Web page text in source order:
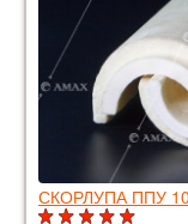
СКОРЛУПА ППУ